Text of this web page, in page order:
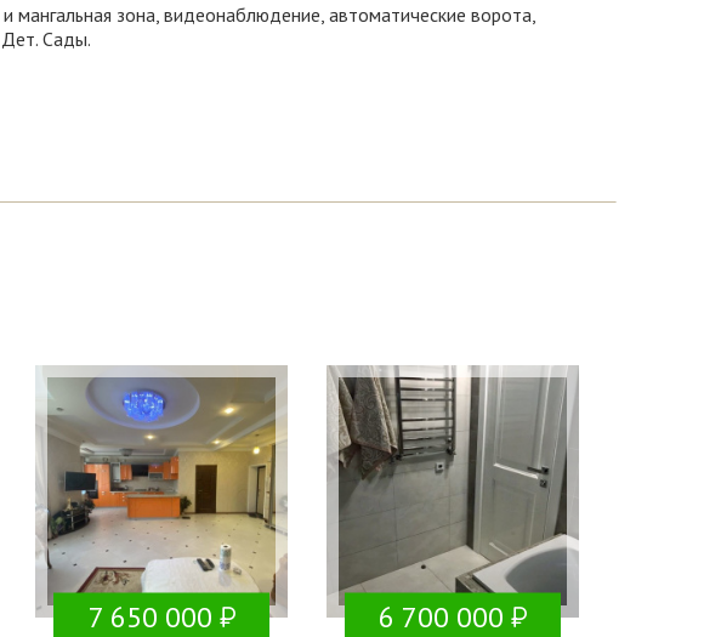
мангальная зона, видеонаблюдение, автоматические ворота,
Сады.
7 650 000 6 700 000